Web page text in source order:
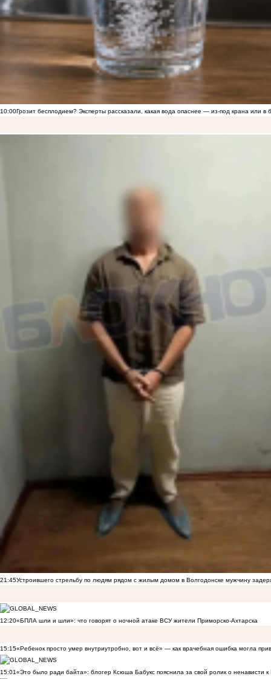
10:00Грозит бесплодием? Эксперты рассказали, какая вода опаснее — из-под крана или в
21:45Устроившего стрельбу по людям рядом с жилым домом в Волгодонске мужчину
12:20«БПЛА шли и шли»: что говорят о ночной атаке ВСУ жители Приморско-Ахтарска
15:15«Ребенок просто умер внутриутробно, вот и всё» — как врачебная ошибка могла
15:01«Это было ради байта»: блогер Ксюша Бабукс пояснила за свой ролик о ненависти